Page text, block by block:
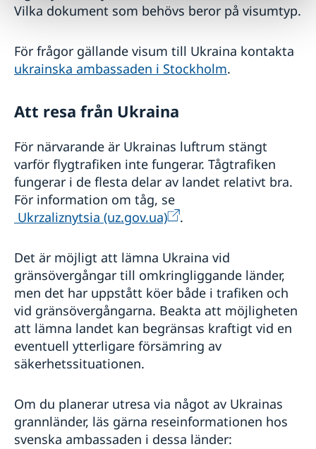
Vilka dokument som behövs beror på visumtyp.
För frågor gällande visum till Ukraina kontakta
ukrainska ambassaden i Stockholm.
Att resa från Ukraina
För närvarande är Ukrainas luftrum stängt
varför flygtrafiken inte fungerar. Tågtrafiken
fungerar i de flesta delar av landet relativt bra.
För information om tåg, se
Ukrzaliznytsia (uz.gov.ua)
.
Det är möjligt att lämna Ukraina vid
gränsövergångar till omkringliggande länder,
men det har uppstått köer både i trafiken och
vid gränsövergångarna. Beakta att möjligheten
att lämna landet kan begränsas kraftigt vid en
eventuell ytterligare försämring av
säkerhetssituationen.
Om du planerar utresa via något av Ukrainas
grannländer, läs gärna reseinformationen hos
svenska ambassaden i dessa länder: